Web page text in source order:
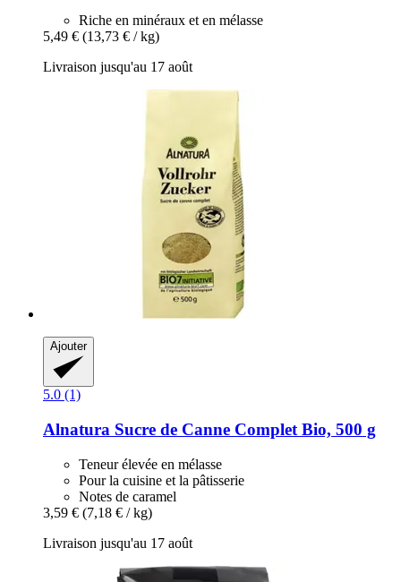
Riche en minéraux et en mélasse
5,49 € (13,73 € / kg)
Livraison jusqu'au 17 août
Ajouter
5.0 (1)
Alnatura Sucre de Canne Complet Bio, 500 g
Teneur élevée en mélasse
Pour la cuisine et la pâtisserie
Notes de caramel
3,59 € (7,18 € / kg)
Livraison jusqu'au 17 août